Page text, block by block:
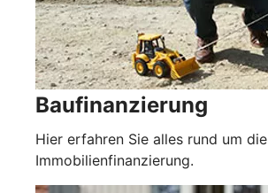
Baufinanzierung
Hier erfahren Sie alles rund um die
Immobilienfinanzierung.